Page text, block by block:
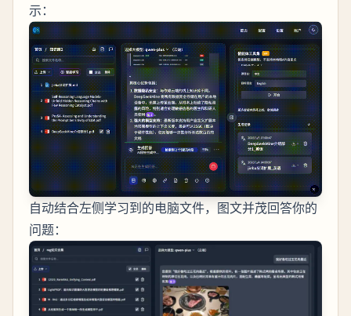
示：
自动结合左侧学习到的电脑文件，图文并茂回答你的
问题：